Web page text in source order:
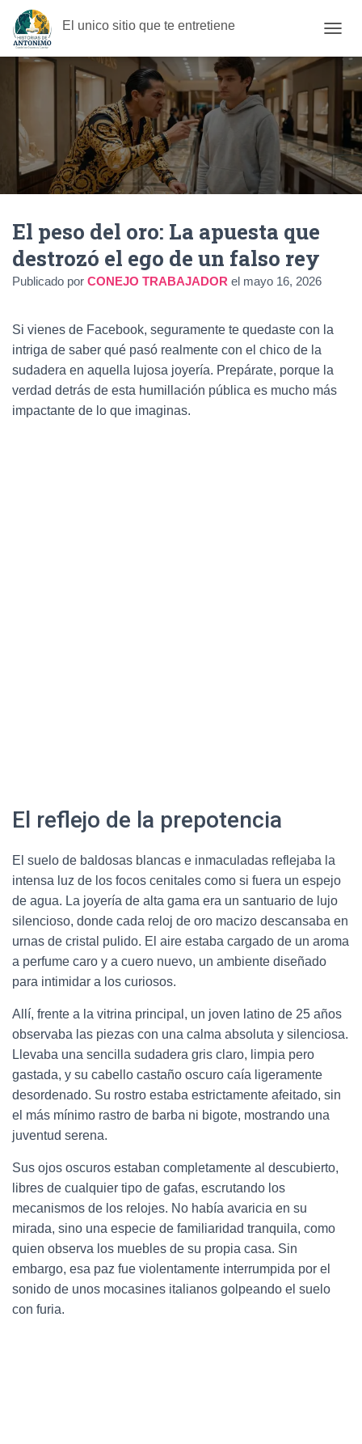
El unico sitio que te entretiene
A
M
D
O
C
El peso del oro: La apuesta que
destrozó el ego de un falso rey
Publicado por CONEJO TRABAJADOR el mayo 16, 2026
Si vienes de Facebook, seguramente te quedaste con la
intriga de saber qué pasó realmente con el chico de la
sudadera en aquella lujosa joyería. Prepárate, porque la
verdad detrás de esta humillación pública es mucho más
impactante de lo que imaginas.
El reflejo de la prepotencia
El suelo de baldosas blancas e inmaculadas reflejaba la
intensa luz de los focos cenitales como si fuera un espejo
de agua. La joyería de alta gama era un santuario de lujo
silencioso, donde cada reloj de oro macizo descansaba en
urnas de cristal pulido. El aire estaba cargado de un aroma
a perfume caro y a cuero nuevo, un ambiente diseñado
para intimidar a los curiosos.
Allí, frente a la vitrina principal, un joven latino de 25 años
observaba las piezas con una calma absoluta y silenciosa.
Llevaba una sencilla sudadera gris claro, limpia pero
gastada, y su cabello castaño oscuro caía ligeramente
desordenado. Su rostro estaba estrictamente afeitado, sin
el más mínimo rastro de barba ni bigote, mostrando una
juventud serena.
Sus ojos oscuros estaban completamente al descubierto,
libres de cualquier tipo de gafas, escrutando los
mecanismos de los relojes. No había avaricia en su
mirada, sino una especie de familiaridad tranquila, como
quien observa los muebles de su propia casa. Sin
embargo, esa paz fue violentamente interrumpida por el
sonido de unos mocasines italianos golpeando el suelo
con furia.